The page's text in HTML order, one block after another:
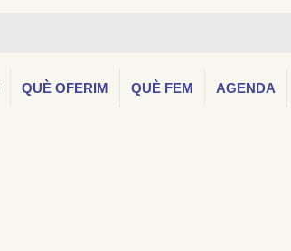
QUÈ OFERIM QUÈ FEM AGENDA